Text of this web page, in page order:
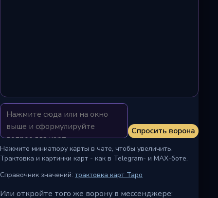
Спросить ворона
Нажмите миниатюру карты в чате, чтобы увеличить.
Трактовка и картинки карт - как в Telegram- и MAX-боте.
Справочник значений: трактовка карт Таро
Или откройте того же ворону в мессенджере: